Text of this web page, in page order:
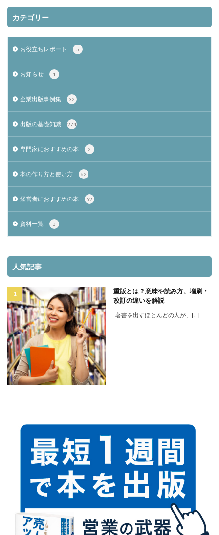
カテゴリー
お役立ちレポート 5
お知らせ 1
企業出版事例集 32
出版の基礎知識 274
専門家におすすめの本 2
本の作り方と使い方 62
経営者におすすめの本 52
資料一覧 3
人気記事
重版とは？意味や読み方、増刷・
改訂の違いを解説
著書を出すほとんどの人が、[…]